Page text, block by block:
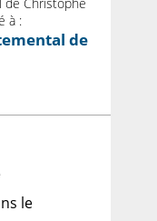
de Christophe
à :
de
le